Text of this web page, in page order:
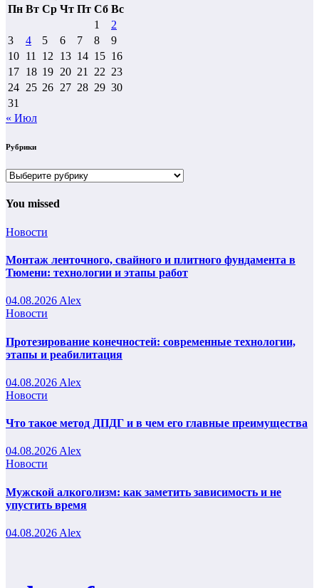
Пн Вт Ср Чт Пт Сб Вс
1
2
3
4 5 6 7 8
9
10 11 12 13 14 15 16
17 18 19 20 21 22 23
24 25 26 27 28 29 30
31
« Июл
Рубрики
Рубрики
You missed
Новости
Монтаж ленточного, свайного и плитного фундамента в
Тюмени: технологии и этапы работ
04.08.2026 Alex
Новости
Протезирование конечностей: современные технологии,
этапы и реабилитация
04.08.2026 Alex
Новости
Что такое метод ДПДГ и в чем его главные преимущества
04.08.2026 Alex
Новости
Мужской алкоголизм: как заметить зависимость и не
упустить время
04.08.2026 Alex